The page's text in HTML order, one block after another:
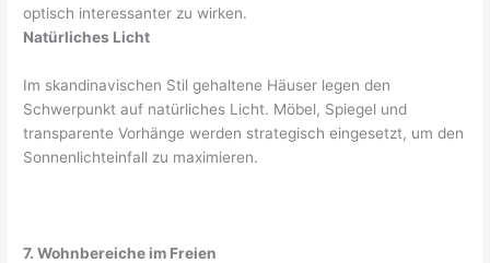
optisch interessanter zu wirken.
Natürliches Licht
Im skandinavischen Stil gehaltene Häuser legen den
Schwerpunkt auf natürliches Licht. Möbel, Spiegel und
transparente Vorhänge werden strategisch eingesetzt, um den
Sonnenlichteinfall zu maximieren.
7. Wohnbereiche im Freien